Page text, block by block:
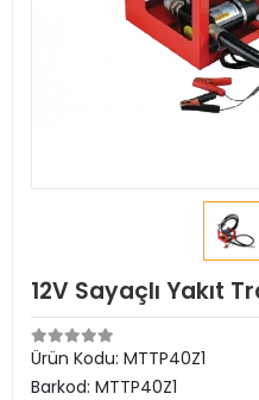
12V Sayaçlı Yakıt
Ürün Kodu: MTTP40Z1
Barkod: MTTP40Z1